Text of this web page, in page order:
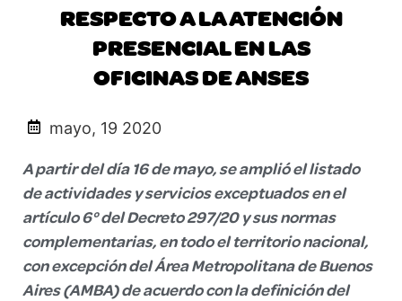
RESPECTO A LA ATENCIÓN
PRESENCIAL EN LAS
OFICINAS DE ANSES
mayo, 19 2020
A partir del día 16 de mayo, se amplió el listado
de actividades y servicios exceptuados en el
artículo 6° del Decreto 297/20 y sus normas
complementarias, en todo el territorio nacional,
con excepción del Área Metropolitana de Buenos
Aires (AMBA) de acuerdo con la definición del